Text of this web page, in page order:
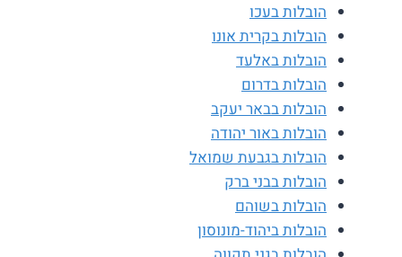
הובלות בעכו
הובלות בקרית אונו
הובלות באלעד
הובלות בדרום
הובלות בבאר יעקב
הובלות באור יהודה
הובלות בגבעת שמואל
הובלות בבני ברק
הובלות בשוהם
הובלות ביהוד-מונוסון